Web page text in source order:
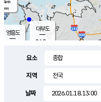
m/s
mm
영흥도
1.9m/s
대부도
24.0
요소
지역
날짜